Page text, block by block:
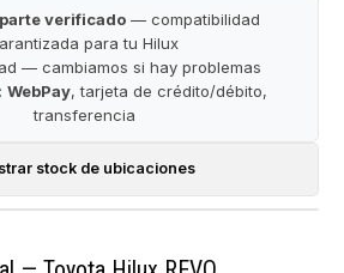
verificado — compatibilidad
para tu Hilux
— cambiamos si hay problemas
WebPay, tarjeta de crédito/débito,
transferencia
stock de ubicaciones